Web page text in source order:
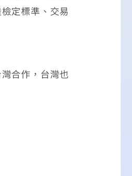
定標準、交易
合作，台灣也